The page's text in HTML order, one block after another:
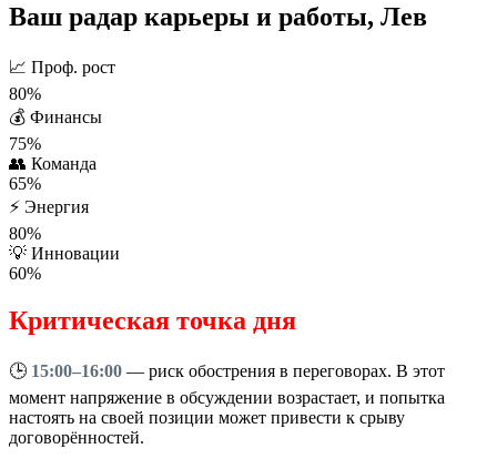
Ваш радар карьеры и работы, Лев
📈 Проф. рост
80%
💰 Финансы
75%
👥 Команда
65%
⚡ Энергия
80%
💡 Инновации
60%
Критическая точка дня
🕒 15:00–16:00 — риск обострения в переговорах. В этот
момент напряжение в обсуждении возрастает, и попытка
настоять на своей позиции может привести к срыву
договорённостей.